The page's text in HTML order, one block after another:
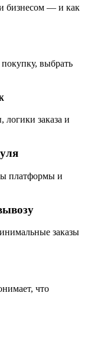
бизнесом — и как
выбрать
логики заказа и
платформы и
заказы
что